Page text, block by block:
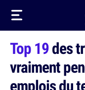
Top 19des
vraiment
emplois du